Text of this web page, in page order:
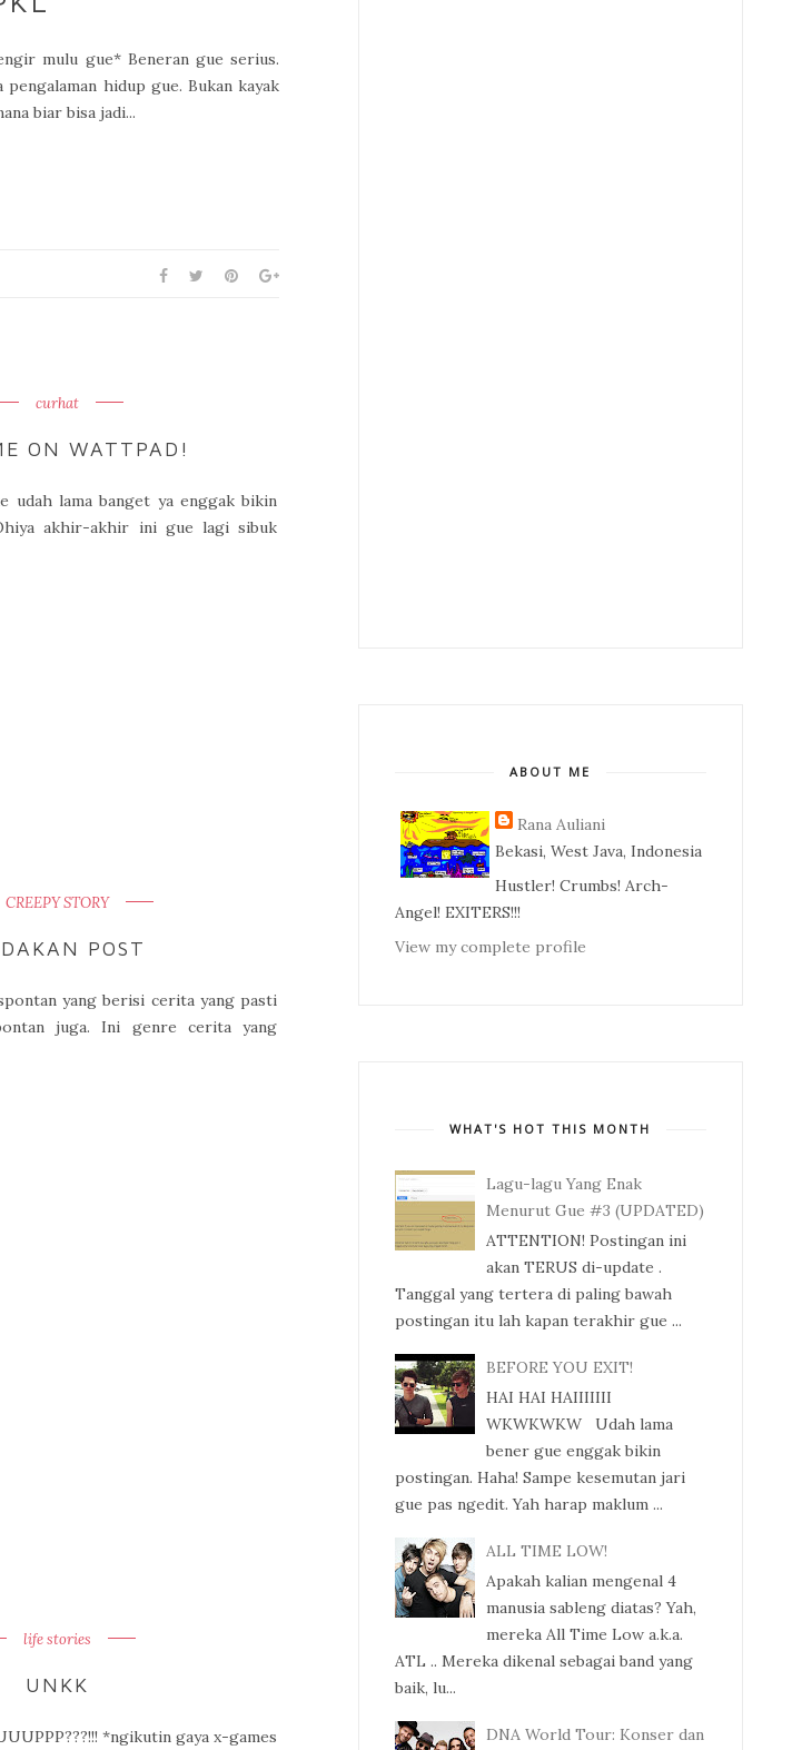
mulu gue* Beneran gue serius.
hidup gue. Bukan kayak
biar bisa jadi...
curhat
ON WATTPAD!
udah lama banget ya enggak bikin
akhir-akhir ini gue lagi sibuk
CREEPY STORY
POST
yang berisi cerita yang pasti
juga. Ini genre cerita yang
life stories
UNKK
*ngikutin gaya x-games
ABOUT ME
Rana Auliani
Bekasi, West Java, Indonesia
Hustler! Crumbs! Arch-
Angel! EXITERS!!!
View my complete profile
WHAT'S HOT THIS MONTH
Lagu-lagu Yang Enak
Menurut Gue #3 (UPDATED)
ATTENTION! Postingan ini
akan TERUS di-update .
Tanggal yang tertera di paling bawah
postingan itu lah kapan terakhir gue ...
BEFORE YOU EXIT!
HAI HAI HAIIIIIII
WKWKWKW Udah lama
bener gue enggak bikin
postingan. Haha! Sampe kesemutan jari
gue pas ngedit. Yah harap maklum ...
ALL TIME LOW!
Apakah kalian mengenal 4
manusia sableng diatas? Yah,
mereka All Time Low a.k.a.
ATL .. Mereka dikenal sebagai band yang
baik, lu...
DNA World Tour: Konser dan